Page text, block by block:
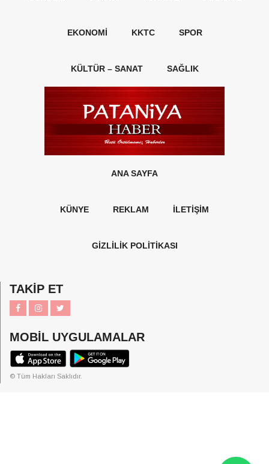
EKONOMI KKTC SPOR
KÜLTÜR – SANAT SAĞLIK
ANA SAYFA
KÜNYE REKLAM İLETİŞİM
GİZLİLİK POLİTİKASI
TAKİP ET
MOBİL UYGULAMALAR
© Tüm Hakları Saklıdır.